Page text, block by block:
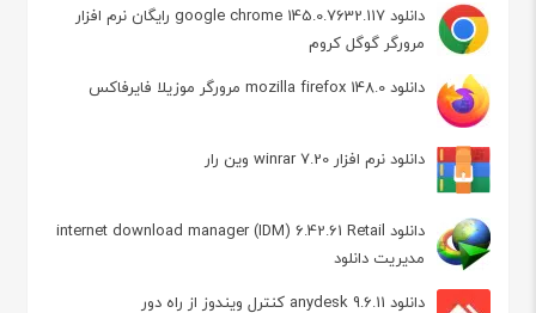
دانلود google chrome 145.0.7632.117 رایگان نرم افزار
مرورگر گوگل کروم
دانلود mozilla firefox 148.0 مرورگر موزیلا فایرفاکس
دانلود نرم افزار winrar 7.20 وین رار
دانلود internet download manager (IDM) 6.42.61 Retail
مدیریت دانلود
دانلود anydesk 9.6.11 کنترل ویندوز از راه دور